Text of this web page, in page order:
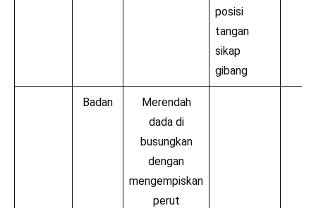
posisi
tangan
sikap
gibang
Badan
Merendah
dada di
busungkan
dengan
mengempiskan
perut